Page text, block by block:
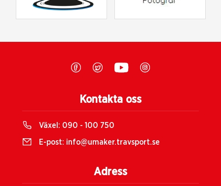
Kontakta oss
Växel: 090 - 100 750
E-post: info@umaker.travsport.se
Adress